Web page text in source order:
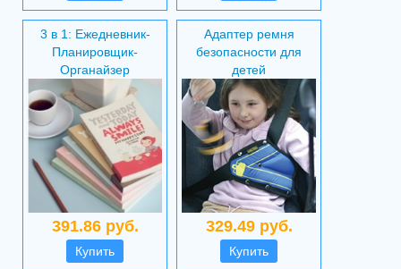
3 в 1: Ежедневник-
Планировщик-
Органайзер
391.86 руб.
Купить
Адаптер ремня
безопасности для
детей
329.49 руб.
Купить